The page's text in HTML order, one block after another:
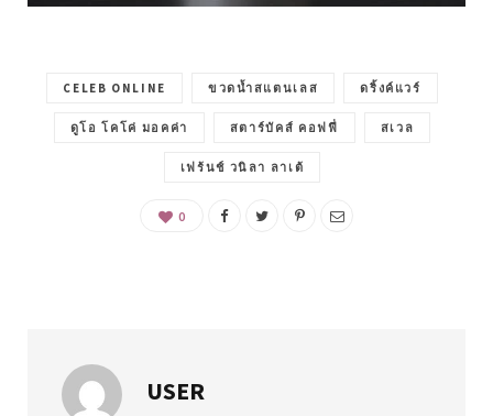
CELEB ONLINE ขวดน้ำสแตนเลส ดริ้งค์แวร์
ดูโอ โคโค่ มอคค่า สตาร์บัคส์ คอฟฟี่ สเวล
เฟร้นช์ วนิลา ลาเต้
0
USER